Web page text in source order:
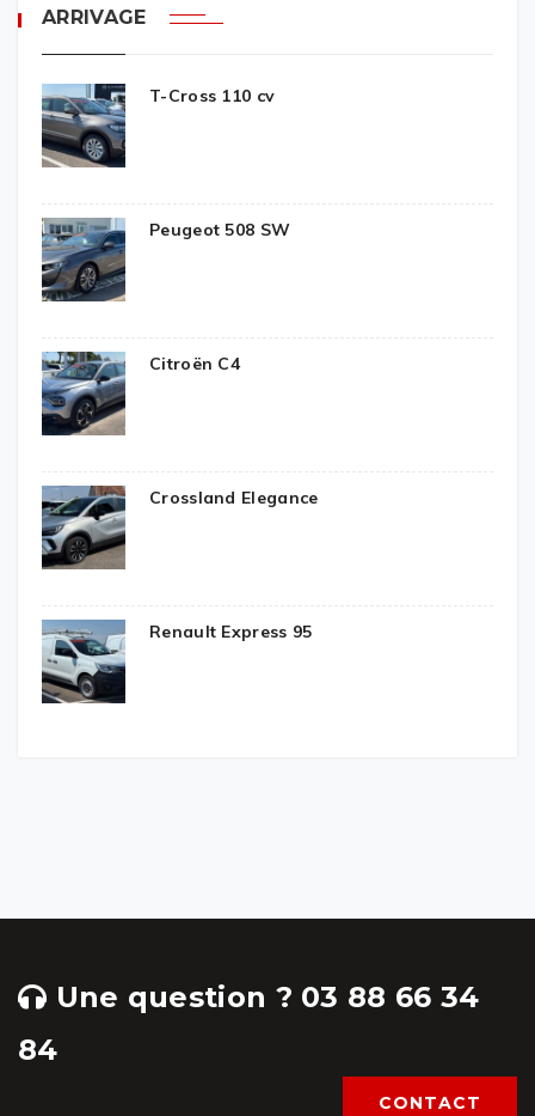
ARRIVAGE
T-Cross 110 cv
Peugeot 508 SW
Citroën C4
Crossland Elegance
Renault Express 95
Une question ? 03 88 66 34
84
CONTACT